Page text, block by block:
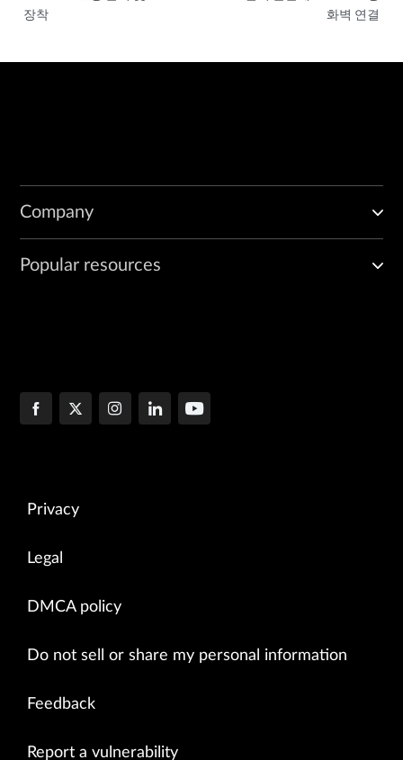
장착
화벽 연결
Company
Popular resources
Privacy
Legal
DMCA policy
Do not sell or share my personal information
Feedback
Report a vulnerability